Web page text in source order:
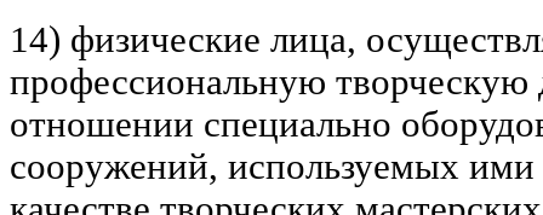
14) физические лица,
профессиональную творческую
отношении специально
сооружений, используемых